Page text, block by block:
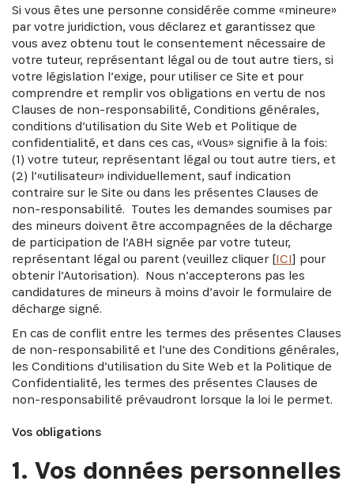
Si vous êtes une personne considérée comme «mineure»
par votre juridiction, vous déclarez et garantissez que
vous avez obtenu tout le consentement nécessaire de
votre tuteur, représentant légal ou de tout autre tiers, si
votre législation l’exige, pour utiliser ce Site et pour
comprendre et remplir vos obligations en vertu de nos
Clauses de non-responsabilité, Conditions générales,
conditions d’utilisation du Site Web et Politique de
confidentialité, et dans ces cas, «Vous» signifie à la fois:
(1) votre tuteur, représentant légal ou tout autre tiers, et
(2) l’«utilisateur» individuellement, sauf indication
contraire sur le Site ou dans les présentes Clauses de
non-responsabilité. Toutes les demandes soumises par
des mineurs doivent être accompagnées de la décharge
de participation de l’ABH signée par votre tuteur,
représentant légal ou parent (veuillez cliquer [ICI] pour
obtenir l’Autorisation). Nous n’accepterons pas les
candidatures de mineurs à moins d’avoir le formulaire de
décharge signé.
En cas de conflit entre les termes des présentes Clauses
de non-responsabilité et l’une des Conditions générales,
les Conditions d’utilisation du Site Web et la Politique de
Confidentialité, les termes des présentes Clauses de
non-responsabilité prévaudront lorsque la loi le permet.
Vos obligations
1. Vos données personnelles